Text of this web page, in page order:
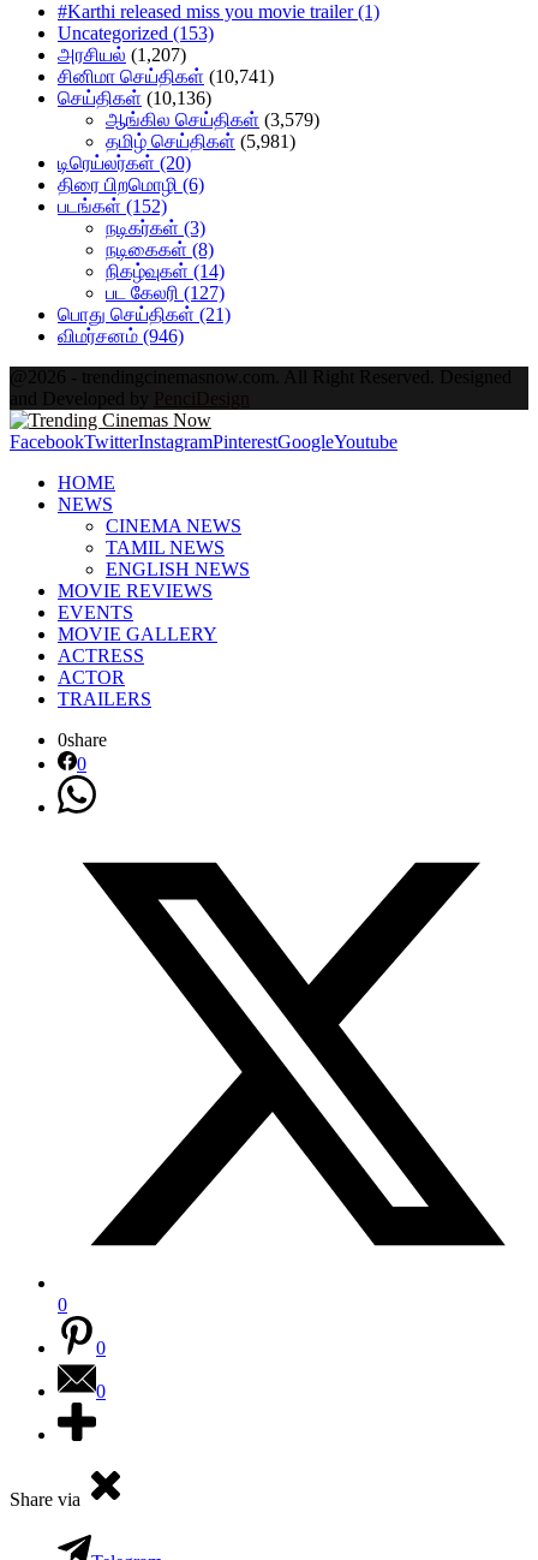
#Karthi released miss you movie trailer(1)
Uncategorized (153)
அரசியல் (1,207)
சினிமா செய்திகள் (10,741)
செய்திகள் (10,136)
ஆங்கில செய்திகள் (3,579)
தமிழ் செய்திகள் (5,981)
டிரெய்லர்கள் (20)
திரை பிறமொழி (6)
படங்கள் (152)
நடிகர்கள் (3)
நடிகைகள் (8)
நிகழ்வுகள் (14)
பட கேலரி (127)
பொது செய்திகள் (21)
விமர்சனம் (946)
@2026 - trendingcinemasnow.com. All Right Reserved. Designed
and Developed by PenciDesign
FacebookTwitterInstagramPinterestGoogleYoutube
HOME
NEWS
CINEMA NEWS
TAMIL NEWS
ENGLISH NEWS
MOVIE REVIEWS
EVENTS
MOVIE GALLERY
ACTRESS
ACTOR
TRAILERS
0share
0
0
0
0
Share via